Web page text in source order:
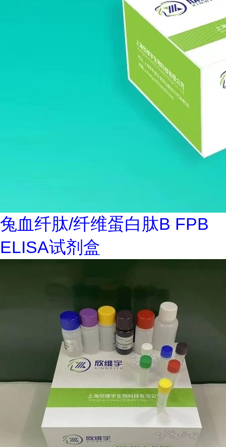
兔血纤肽/纤维蛋白肽B FPB
ELISA试剂盒